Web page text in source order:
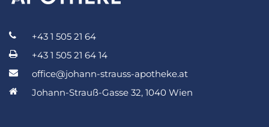
+43 1 505 21 64
+43 1 505 21 64 14
office@johann-strauss-apotheke.at
Johann-Strauß-Gasse 32, 1040 Wien